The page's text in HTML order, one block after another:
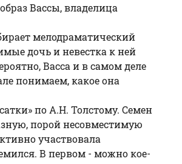
Вассы, владелица
мелодраматический
дочь и невестка к ней
Васса и в самом деле
понимаем, какое она
по А.Н. Толстому. Семен
порой несовместимую
участвовала
В первом - можно кое-